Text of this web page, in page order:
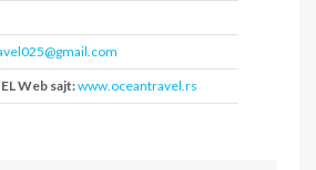
Web sajt:www.oceantravel.rs